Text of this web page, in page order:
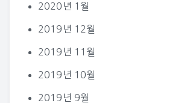
2020년 1월
2019년 12월
2019년 11월
2019년 10월
2019년 9월